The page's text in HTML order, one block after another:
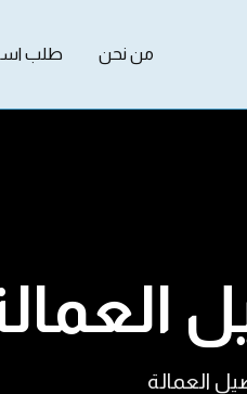
من نحن طلب
العمالة